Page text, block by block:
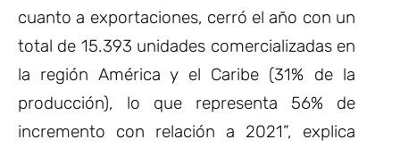
cuanto a exportaciones, cerró el año con un
total de 15.393 unidades comercializadas en
la región América y el Caribe (31% de la
producción), lo que representa 56% de
incremento con relación a 2021”, explica